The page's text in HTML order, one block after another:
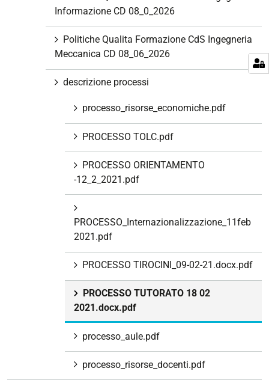
Informazione CD 08_0_2026
Politiche Qualita Formazione CdS Ingegneria
Meccanica CD 08_06_2026
descrizione processi
processo_risorse_economiche.pdf
PROCESSO TOLC.pdf
PROCESSO ORIENTAMENTO
-12_2_2021.pdf
PROCESSO_Internazionalizzazione_11feb
2021.pdf
PROCESSO TIROCINI_09-02-21.docx.pdf
PROCESSO TUTORATO 18 02
2021.docx.pdf
processo_aule.pdf
processo_risorse_docenti.pdf